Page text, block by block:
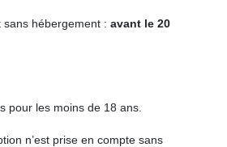
sans hébergement : avant le 20
pour les moins de 18 ans.
n’est prise en compte sans